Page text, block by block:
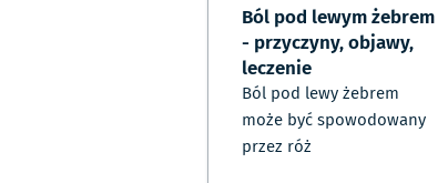
Ból pod lewym żebrem
- przyczyny, objawy,
leczenie
Ból pod lewy żebrem
może być spowodowany
przez róż